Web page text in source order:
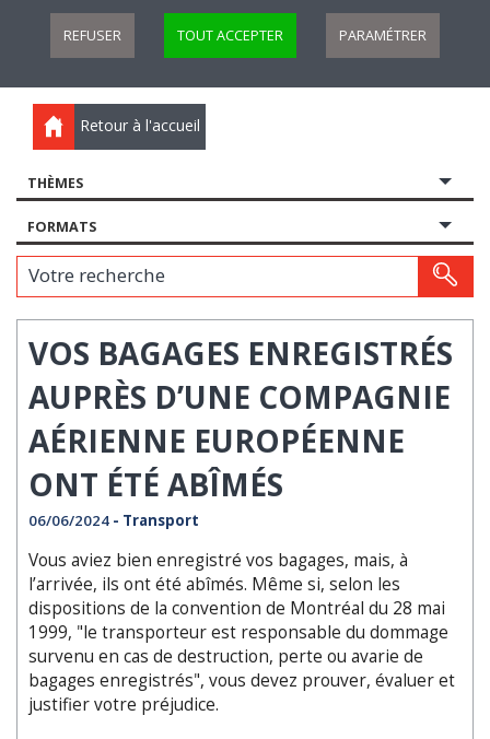
REFUSER TOUT ACCEPTER PARAMÉTRER
Retour à l'accueil
THÈMES
FORMATS
Votre recherche
VOS BAGAGES ENREGISTRÉS
AUPRÈS D’UNE COMPAGNIE
AÉRIENNE EUROPÉENNE
ONT ÉTÉ ABÎMÉS
06/06/2024 - Transport
Vous aviez bien enregistré vos bagages, mais, à
l’arrivée, ils ont été abîmés. Même si, selon les
dispositions de la convention de Montréal du 28 mai
1999, "le transporteur est responsable du dommage
survenu en cas de destruction, perte ou avarie de
bagages enregistrés", vous ­devez prouver, évaluer et
justifier votre préjudice.